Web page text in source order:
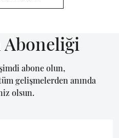
abone olun,
gelişmelerden anında
olsun.